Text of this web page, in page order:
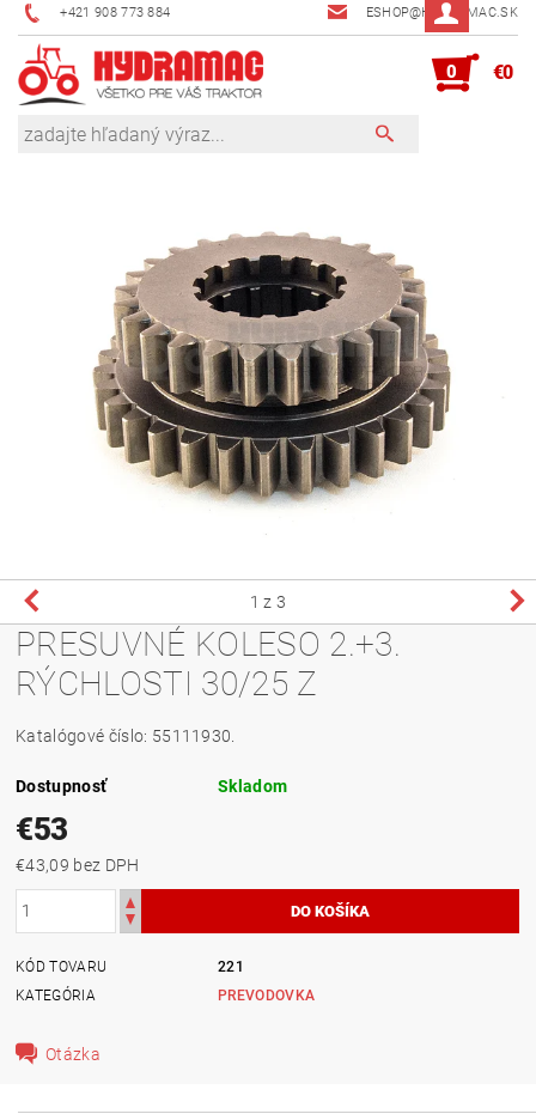
+421 908 773 884 ESHOP@HYDRAMAC.SK
0 €0
1 z 3
PRESUVNÉ KOLESO 2.+3.
RÝCHLOSTI 30/25 Z
Katalógové číslo: 55111930.
Dostupnosť Skladom
€53
€43,09 bez DPH
KÓD TOVARU
221
KATEGÓRIA
PREVODOVKA
Otázka